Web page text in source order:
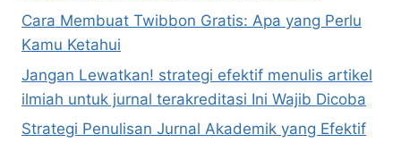
Cara Membuat Twibbon Gratis: Apa yang Perlu
Kamu Ketahui
Jangan Lewatkan! strategi efektif menulis artikel
ilmiah untuk jurnal terakreditasi Ini Wajib Dicoba
Strategi Penulisan Jurnal Akademik yang Efektif